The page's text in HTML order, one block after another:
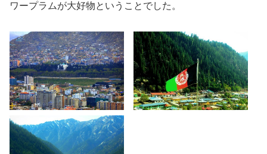
ワープラムが大好物ということでした。